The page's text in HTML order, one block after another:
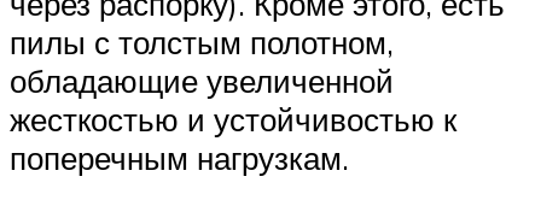
пилы с толстым полотном,
обладающие увеличенной
жесткостью и устойчивостью к
поперечным нагрузкам.